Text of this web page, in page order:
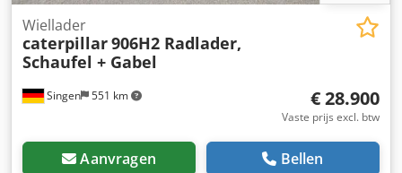
Singen 551 km
Wiellader
caterpillar906H2 Radlader,
Schaufel + Gabel
€ 28.900
Vaste prijs excl. btw
Aanvragen Bellen